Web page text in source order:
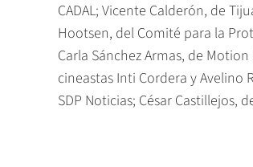
CADAL; Vicente Calderón, de
Hootsen, del Comité para la
Carla Sánchez Armas, de
cineastas Inti Cordera y Avelino
SDP Noticias; César Castillejos,